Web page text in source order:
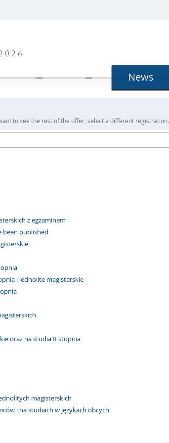
News
to see the rest of the offer, select a different registration.
z egzaminem
been published
i jednolite magisterskie
oraz na studia II stopnia
magisterskich
i na studiach w językach obcych